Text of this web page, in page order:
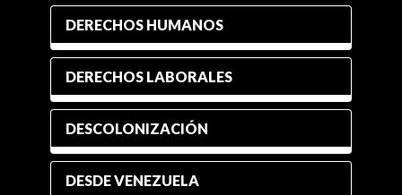
DERECHOS HUMANOS
DERECHOS LABORALES
DESCOLONIZACIÓN
DESDE VENEZUELA